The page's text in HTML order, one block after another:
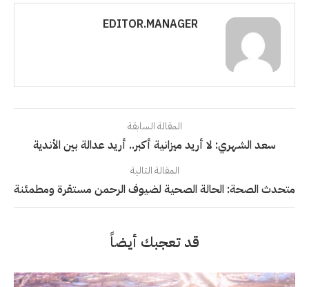
EDITOR.MANAGER
المقالة السابقة
سعد الشهري: لا أريد ميزانية أكبر.. أريد عدالة بين الأندية
المقالة التالية
متحدث الصحة: الحالة الصحية لضيوف الرحمن مستقرة ومطمئنة
قد تعجبك أيضاً